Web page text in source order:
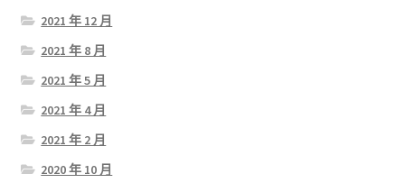
2021 年 12 月
2021 年 8 月
2021 年 5 月
2021 年 4 月
2021 年 2 月
2020 年 10 月